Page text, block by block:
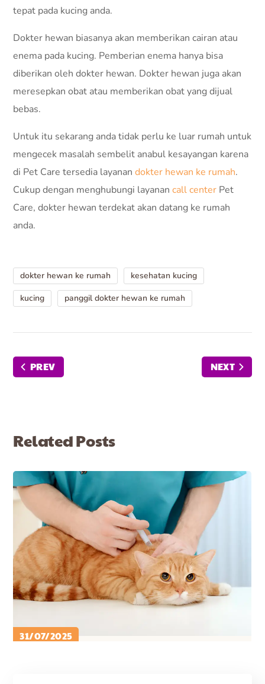
tepat pada kucing anda.
Dokter hewan biasanya akan memberikan cairan atau
enema pada kucing. Pemberian enema hanya bisa
diberikan oleh dokter hewan. Dokter hewan juga akan
meresepkan obat atau memberikan obat yang dijual
bebas.
Untuk itu sekarang anda tidak perlu ke luar rumah untuk
mengecek masalah sembelit anabul kesayangan karena
di Pet Care tersedia layanandokter hewan ke rumah.
Cukup dengan menghubungi layanancall center Pet
Care, dokter hewan terdekat akan datang ke rumah
anda.
dokter hewan ke rumah
kesehatan kucing
kucing
panggil dokter hewan ke rumah
PREV NEXT
Related Posts
31/07/2025